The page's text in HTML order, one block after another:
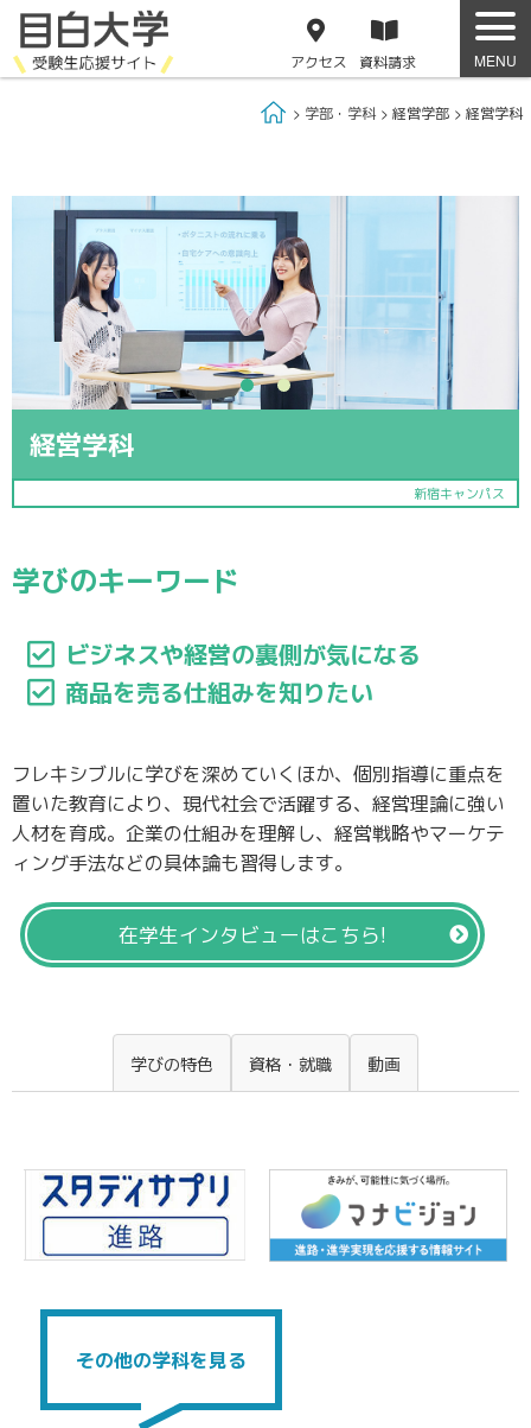
アクセス 資料請求
Home
学部・学科 経営学部 経営学科
経営学科
新宿キャンパス
学びのキーワード
ビジネスや経営の裏側が気になる
商品を売る仕組みを知りたい
フレキシブルに学びを深めていくほか、個別指導に重点を
置いた教育により、現代社会で活躍する、経営理論に強い
人材を育成。企業の仕組みを理解し、経営戦略やマーケテ
ィング手法などの具体論も習得します。
在学生インタビューはこちら!
学びの特色 資格・就職 動画
その他の学科を見る